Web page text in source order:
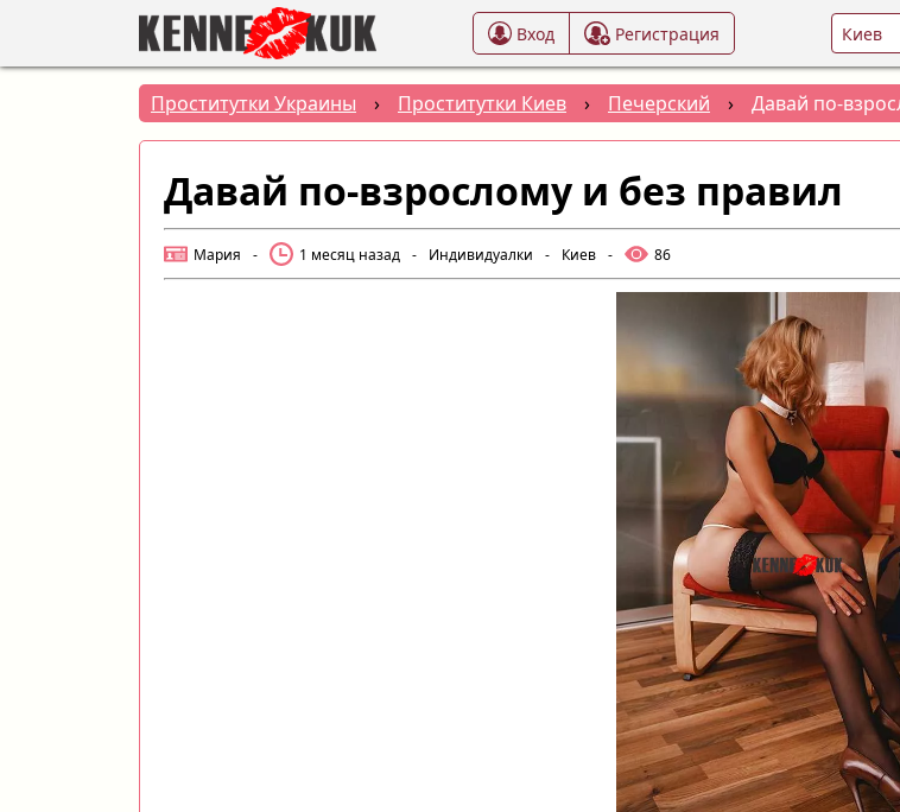
Вход Регистрация
Проститутки Украины › Проститутки Киев › Печерский › Давай по-
Давай по-взрослому и без правил
Мария - 1 месяц назад - Индивидуалки - Киев - 86